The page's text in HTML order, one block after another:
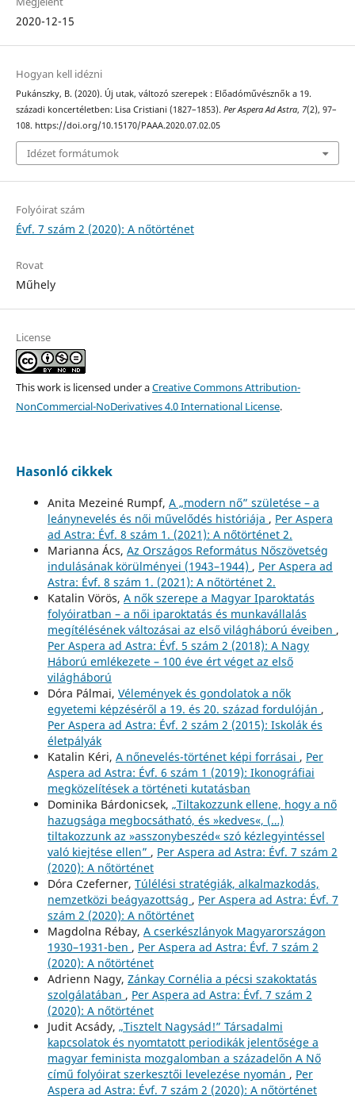
2020-12-15
Hogyan kell idézni
Pukánszky, B. (2020). Új utak, változó szerepek : Előadóművésznők a 19.
századi koncertéletben: Lisa Cristiani (1827–1853). Per Aspera Ad Astra, 7(2), 97–
108. https://doi.org/10.15170/PAAA.2020.07.02.05
Idézet formátumok
Folyóirat szám
Évf. 7 szám 2 (2020): A nőtörténet
Rovat
Műhely
License
This work is licensed under aCreative Commons Attribution-
NonCommercial-NoDerivatives 4.0 International License.
Hasonló cikkek
Anita Mezeiné Rumpf, A „modern nő” születése – a
leánynevelés és női művelődés históriája , Per Aspera
ad Astra: Évf. 8 szám 1. (2021): A nőtörténet 2.
Marianna Ács, Az Országos Református Nőszövetség
indulásának körülményei (1943–1944) , Per Aspera ad
Astra: Évf. 8 szám 1. (2021): A nőtörténet 2.
Katalin Vörös, A nők szerepe a Magyar Iparoktatás
folyóiratban – a női iparoktatás és munkavállalás
megítélésének változásai az első világháború éveiben ,
Per Aspera ad Astra: Évf. 5 szám 2 (2018): A Nagy
Háború emlékezete – 100 éve ért véget az első
világháború
Dóra Pálmai, Vélemények és gondolatok a nők
egyetemi képzéséről a 19. és 20. század fordulóján ,
Per Aspera ad Astra: Évf. 2 szám 2 (2015): Iskolák és
életpályák
Katalin Kéri, A nőnevelés-történet képi forrásai , Per
Aspera ad Astra: Évf. 6 szám 1 (2019): Ikonográfiai
megközelítések a történeti kutatásban
Dominika Bárdonicsek, „Tiltakozzunk ellene, hogy a nő
hazugsága megbocsátható, és »kedves«, (…)
tiltakozzunk az »asszonybeszéd« szó kézlegyintéssel
való kiejtése ellen” , Per Aspera ad Astra: Évf. 7 szám 2
(2020): A nőtörténet
Dóra Czeferner, Túlélési stratégiák, alkalmazkodás,
nemzetközi beágyazottság , Per Aspera ad Astra: Évf. 7
szám 2 (2020): A nőtörténet
Magdolna Rébay, A cserkészlányok Magyarországon
1930–1931-ben , Per Aspera ad Astra: Évf. 7 szám 2
(2020): A nőtörténet
Adrienn Nagy, Zánkay Cornélia a pécsi szakoktatás
szolgálatában , Per Aspera ad Astra: Évf. 7 szám 2
(2020): A nőtörténet
Judit Acsády, „Tisztelt Nagysád!” Társadalmi
kapcsolatok és nyomtatott periodikák jelentősége a
magyar feminista mozgalomban a századelőn A Nő
című folyóirat szerkesztői levelezése nyomán , Per
Aspera ad Astra: Évf. 7 szám 2 (2020): A nőtörténet